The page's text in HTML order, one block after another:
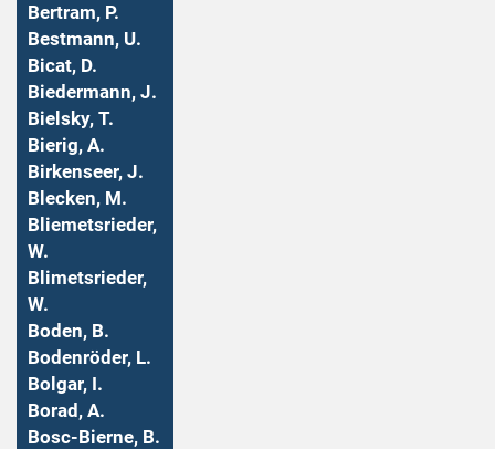
Bertram, P.
Bestmann, U.
Bicat, D.
Biedermann, J.
Bielsky, T.
Bierig, A.
Birkenseer, J.
Blecken, M.
Bliemetsrieder,
W.
Blimetsrieder,
W.
Boden, B.
Bodenröder, L.
Bolgar, I.
Borad, A.
Bosc-Bierne, B.